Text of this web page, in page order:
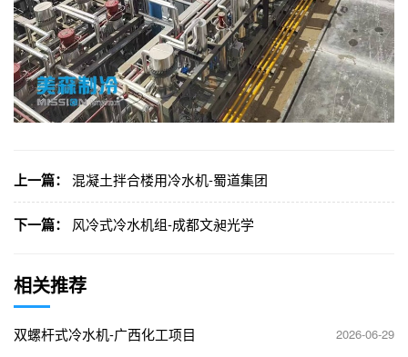
上一篇： 混凝土拌合楼用冷水机-蜀道集团
下一篇： 风冷式冷水机组-成都文昶光学
相关推荐
双螺杆式冷水机-广西化工项目 2026-06-29